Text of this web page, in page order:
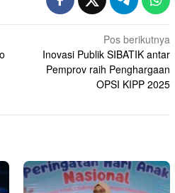
Pos berikutnya
Inovasi Publik SIBATIK antar
Pemprov raih Penghargaan
OPSI KIPP 2025